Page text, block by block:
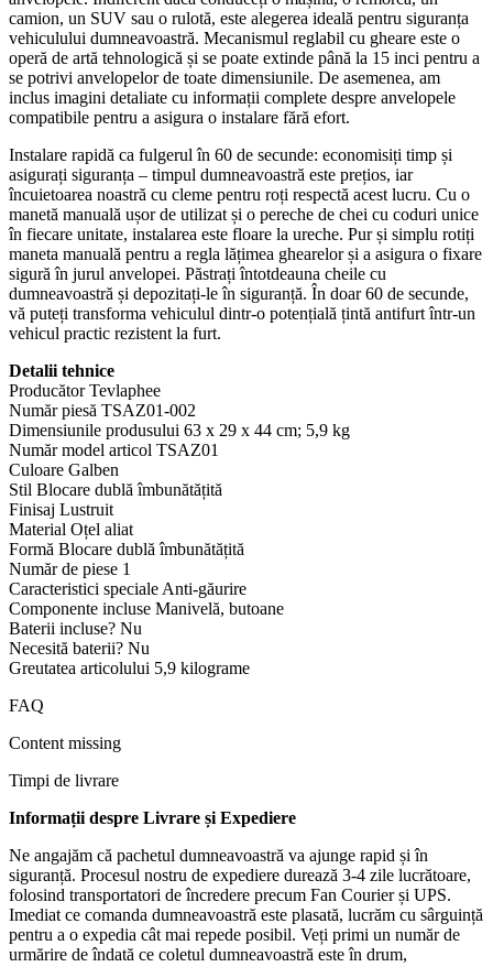
camion, un SUV sau o rulotă, este alegerea ideală pentru siguranța
vehiculului dumneavoastră. Mecanismul reglabil cu gheare este o
operă de artă tehnologică și se poate extinde până la 15 inci pentru a
se potrivi anvelopelor de toate dimensiunile. De asemenea, am
inclus imagini detaliate cu informații complete despre anvelopele
compatibile pentru a asigura o instalare fără efort.
Instalare rapidă ca fulgerul în 60 de secunde: economisiți timp și
asigurați siguranța – timpul dumneavoastră este prețios, iar
încuietoarea noastră cu cleme pentru roți respectă acest lucru. Cu o
manetă manuală ușor de utilizat și o pereche de chei cu coduri unice
în fiecare unitate, instalarea este floare la ureche. Pur și simplu rotiți
maneta manuală pentru a regla lățimea ghearelor și a asigura o fixare
sigură în jurul anvelopei. Păstrați întotdeauna cheile cu
dumneavoastră și depozitați-le în siguranță. În doar 60 de secunde,
vă puteți transforma vehiculul dintr-o potențială țintă antifurt într-un
vehicul practic rezistent la furt.
Detalii tehnice
Producător ‎Tevlaphee
Număr piesă ‎TSAZ01-002
Dimensiunile produsului ‎63 x 29 x 44 cm; 5,9 kg
Număr model articol ‎TSAZ01
Culoare ‎Galben
Stil ‎Blocare dublă îmbunătățită
Finisaj ‎Lustruit
Material ‎Oțel aliat
Formă ‎Blocare dublă îmbunătățită
Număr de piese ‎1
Caracteristici speciale ‎Anti-găurire
Componente incluse ‎Manivelă, butoane
Baterii incluse? ‎Nu
Necesită baterii? ‎Nu
Greutatea articolului ‎5,9 kilograme
FAQ
Content missing
Timpi de livrare
Informații despre Livrare și Expediere
Ne angajăm că pachetul dumneavoastră va ajunge rapid și în
siguranță. Procesul nostru de expediere durează 3-4 zile lucrătoare,
folosind transportatori de încredere precum Fan Courier și UPS.
Imediat ce comanda dumneavoastră este plasată, lucrăm cu sârguință
pentru a o expedia cât mai repede posibil. Veți primi un număr de
urmărire de îndată ce coletul dumneavoastră este în drum,